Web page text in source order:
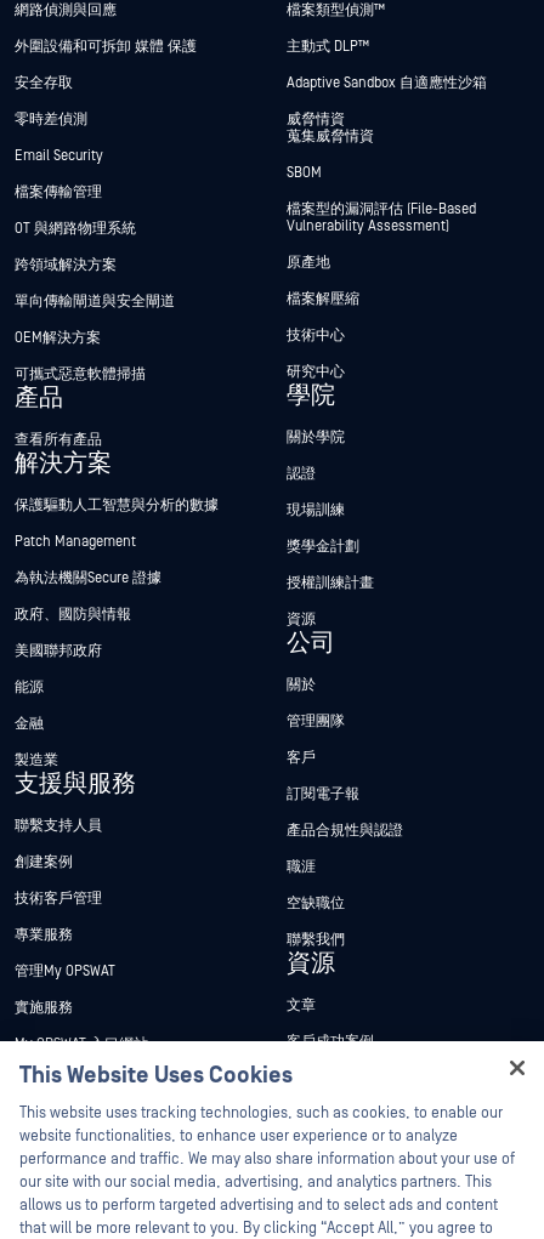
網路偵測與回應
外圍設備和可拆卸 媒體 保護
安全存取
零時差偵測
Email Security
檔案傳輸管理
OT 與網路物理系統
跨領域解決方案
單向傳輸閘道與安全閘道
OEM解決方案
可攜式惡意軟體掃描
產品
查看所有產品
解決方案
保護驅動人工智慧與分析的數據
Patch Management
為執法機關Secure 證據
政府、國防與情報
美國聯邦政府
能源
金融
製造業
支援與服務
聯繫支持人員
創建案例
技術客戶管理
專業服務
管理My OPSWAT
實施服務
My OPSWAT 入口網站
技術檔案
訓練
漏洞通報計畫
合作夥伴
認證
檔案類型偵測™
主動式 DLP™
Adaptive Sandbox 自適應性沙箱
威脅情資
蒐集威脅情資
SBOM
檔案型的漏洞評估 (File-Based
Vulnerability Assessment)
原產地
檔案解壓縮
技術中心
研究中心
學院
關於學院
認證
現場訓練
獎學金計劃
授權訓練計畫
資源
公司
關於
管理團隊
客戶
訂閱電子報
產品合規性與認證
職涯
空缺職位
聯繫我們
資源
文章
客戶成功案例
新聞稿
新聞報導
網路研討會
產品型錄
This Website Uses Cookies
This website uses tracking technologies, such as cookies, to enable our
website functionalities, to enhance user experience or to analyze
performance and traffic. We may also share information about your use of
our site with our social media, advertising, and analytics partners. This
allows us to perform targeted advertising and to select ads and content
that will be more relevant to you. By clicking “Accept All,” you agree to
Hey there!
I'm Ozzy, your OPSWAT virtual assistant.
How can I help you secure what's critical
today?